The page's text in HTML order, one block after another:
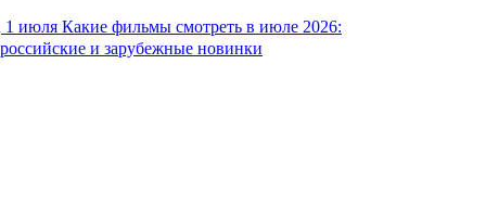
1 июля Какие фильмы смотреть в июле 2026:
российские и зарубежные новинки